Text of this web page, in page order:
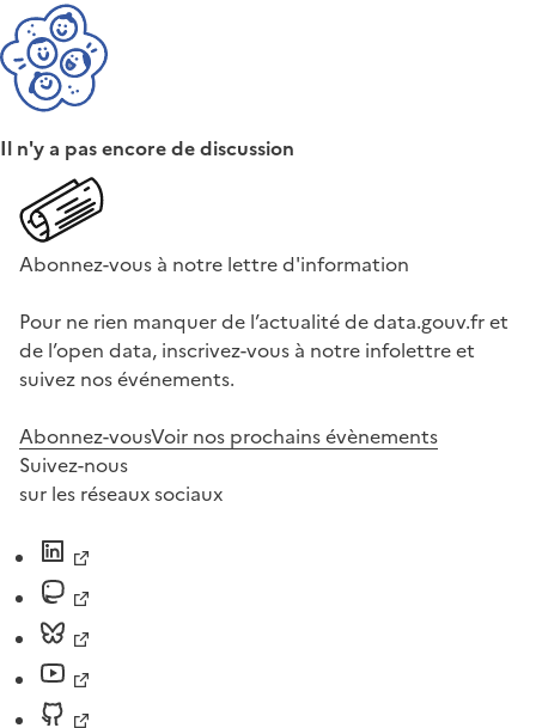
Il n'y a pas encore de discussion
Abonnez-vous à notre lettre d'information
Pour ne rien manquer de l’actualité de data.gouv.fr et
de l’open data, inscrivez-vous à notre infolettre et
suivez nos événements.
Abonnez-vousVoir nos prochains évènements
Suivez-nous
sur les réseaux sociaux